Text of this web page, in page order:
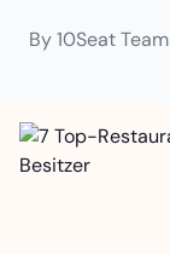
By10Seat Team